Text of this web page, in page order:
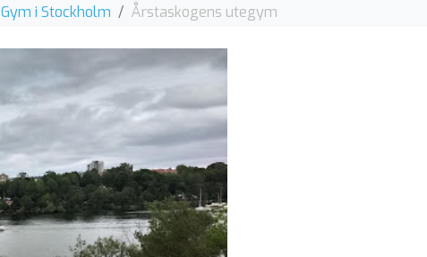
Gym i Stockholm Årstaskogens utegym